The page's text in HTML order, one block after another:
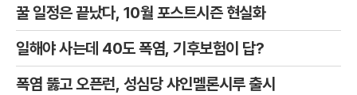
꿀 일정은 끝났다, 10월 포스트시즌 현실화
일해야 사는데 40도 폭염, 기후보험이 답?
폭염 뚫고 오픈런, 성심당 샤인멜론시루 출시